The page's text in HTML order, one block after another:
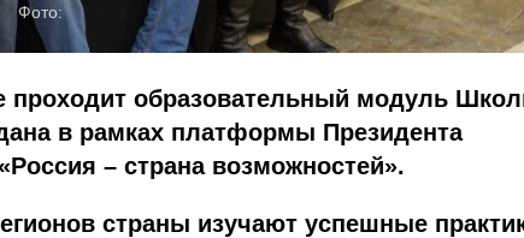
Фото:
проходит образовательный модуль
в рамках платформы Президента
– страна возможностей».
страны изучают успешные